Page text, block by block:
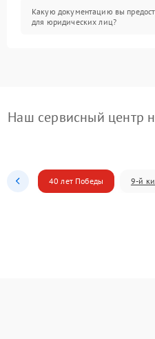
Какую документацию вы
для юридических лиц?
Наш сервисный центр
40 лет Победы 9-й